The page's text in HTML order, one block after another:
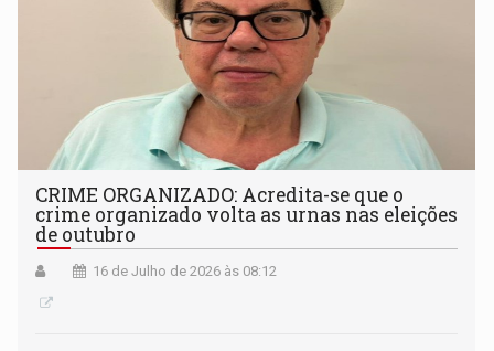
CRIME ORGANIZADO: Acredita-se que o
crime organizado volta as urnas nas eleições
de outubro
16 de Julho de 2026 às 08:12